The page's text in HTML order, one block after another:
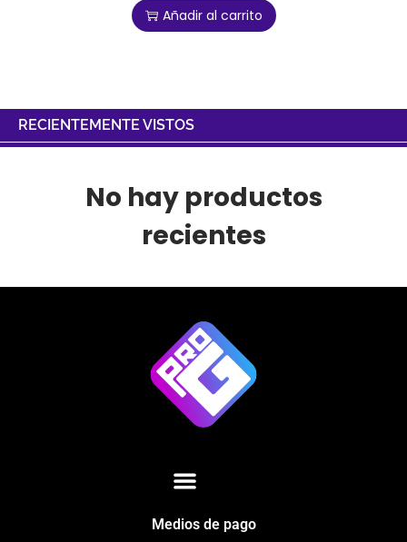
Añadir al carrito
RECIENTEMENTE VISTOS
No hay productos
recientes
Medios de pago